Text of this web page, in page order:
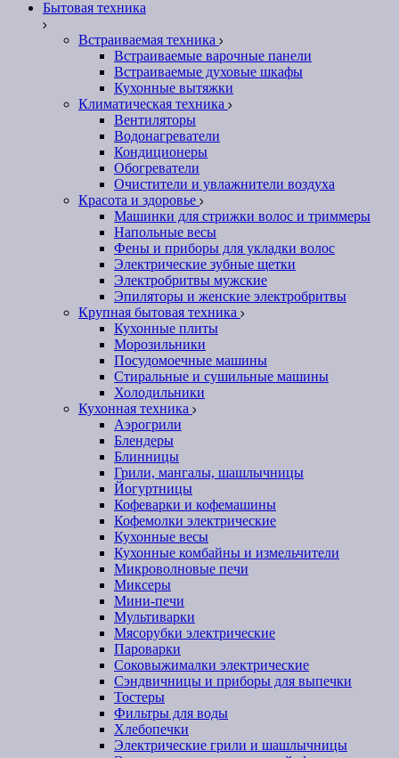
Бытовая техника
Встраиваемая техника
Встраиваемые варочные панели
Встраиваемые духовые шкафы
Кухонные вытяжки
Климатическая техника
Вентиляторы
Водонагреватели
Кондиционеры
Обогреватели
Очистители и увлажнители воздуха
Красота и здоровье
Машинки для стрижки волос и триммеры
Напольные весы
Фены и приборы для укладки волос
Электрические зубные щетки
Электробритвы мужские
Эпиляторы и женские электробритвы
Крупная бытовая техника
Кухонные плиты
Морозильники
Посудомоечные машины
Стиральные и сушильные машины
Холодильники
Кухонная техника
Аэрогрили
Блендеры
Блинницы
Грили, мангалы, шашлычницы
Йогуртницы
Кофеварки и кофемашины
Кофемолки электрические
Кухонные весы
Кухонные комбайны и измельчители
Микроволновые печи
Миксеры
Мини-печи
Мультиварки
Мясорубки электрические
Пароварки
Соковыжималки электрические
Сэндвичницы и приборы для выпечки
Тостеры
Фильтры для воды
Хлебопечки
Электрические грили и шашлычницы